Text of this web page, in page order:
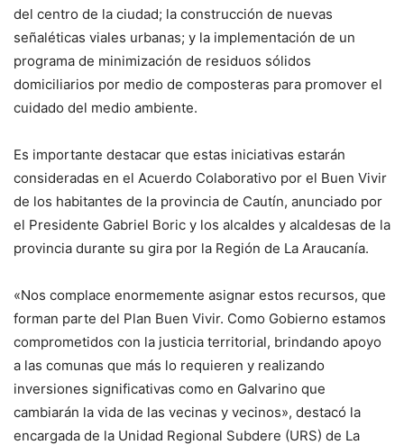
del centro de la ciudad; la construcción de nuevas
señaléticas viales urbanas; y la implementación de un
programa de minimización de residuos sólidos
domiciliarios por medio de composteras para promover el
cuidado del medio ambiente.
Es importante destacar que estas iniciativas estarán
consideradas en el Acuerdo Colaborativo por el Buen Vivir
de los habitantes de la provincia de Cautín, anunciado por
el Presidente Gabriel Boric y los alcaldes y alcaldesas de la
provincia durante su gira por la Región de La Araucanía.
«Nos complace enormemente asignar estos recursos, que
forman parte del Plan Buen Vivir. Como Gobierno estamos
comprometidos con la justicia territorial, brindando apoyo
a las comunas que más lo requieren y realizando
inversiones significativas como en Galvarino que
cambiarán la vida de las vecinas y vecinos», destacó la
encargada de la Unidad Regional Subdere (URS) de La